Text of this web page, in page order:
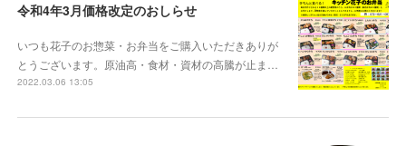
令和4年3月価格改定のおしらせ
いつも花子のお惣菜・お弁当をご購入いただきありが
とうございます。原油高・食材・資材の高騰が止ま…
2022.03.06 13:05